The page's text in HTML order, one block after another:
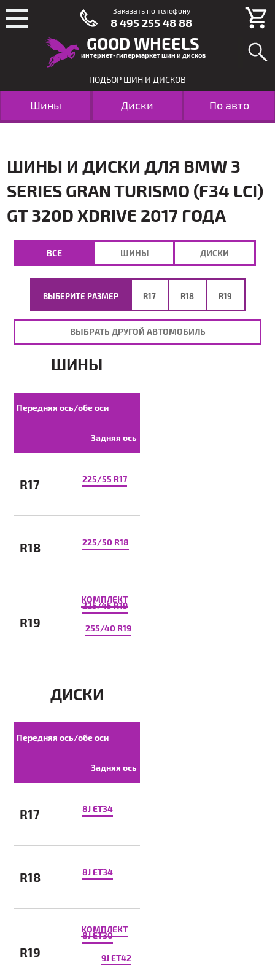
GOOD WHEELS
интернет-гипермаркет шин и дисков
ПОДБОР ШИН И ДИСКОВ
Шины Диски По авто
ШИНЫ И ДИСКИ ДЛЯ BMW 3
SERIES GRAN TURISMO (F34 LCI)
GT 320D XDRIVE 2017 ГОДА
ВЫБЕРИТЕ РАЗМЕР R17 R18 R19
ВЫБРАТЬ ДРУГОЙ АВТОМОБИЛЬ
ВСЕ ШИНЫ ДИСКИ
ШИНЫ
Передняя ось/обе оси
Задняя ось
R17 225/55 R17
R18 225/50 R18
R19
КОМПЛЕКТ
225/45 R19
255/40 R19
ДИСКИ
Передняя ось/обе оси
Задняя ось
R17 8J ET34
R18 8J ET34
R19
КОМПЛЕКТ
8J ET30
9J ET42
Заказать по телефону
8 495 255 48 88